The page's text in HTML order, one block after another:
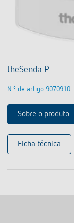
theSenda P
N.º de artigo 9070910
Sobre o produto
Ficha técnica